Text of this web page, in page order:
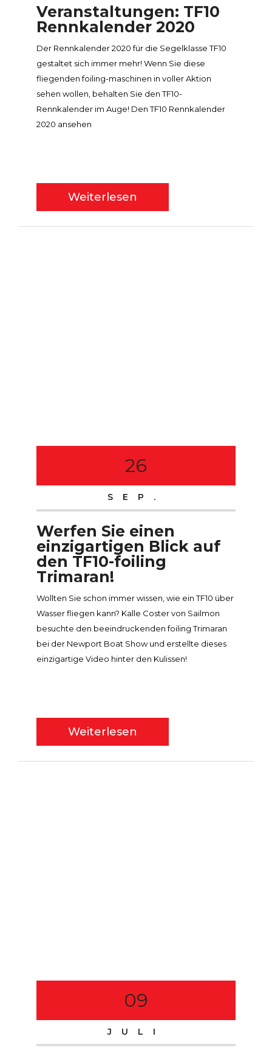
Veranstaltungen: TF10
Rennkalender 2020
Der Rennkalender 2020 für die Segelklasse TF10
gestaltet sich immer mehr! Wenn Sie diese
fliegenden foiling-maschinen in voller Aktion
sehen wollen, behalten Sie den TF10-
Rennkalender im Auge! Den TF10 Rennkalender
2020 ansehen
Weiterlesen
26
SEP.
Werfen Sie einen
einzigartigen Blick auf
den TF10-foiling
Trimaran!
Wollten Sie schon immer wissen, wie ein TF10 über
Wasser fliegen kann? Kalle Coster von Sailmon
besuchte den beeindruckenden foiling Trimaran
bei der Newport Boat Show und erstellte dieses
einzigartige Video hinter den Kulissen!
Weiterlesen
09
JULI